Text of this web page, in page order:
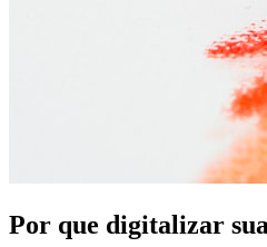
Por que digitalizar